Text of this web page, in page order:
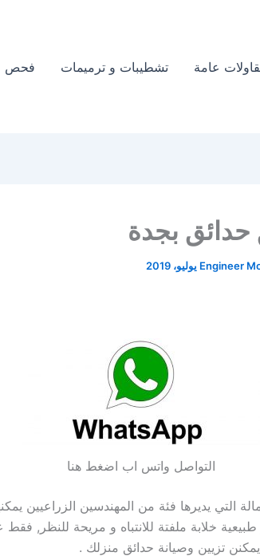
عامة
تشطيبات و ترميمات فحص
بجدة
Engineer
التواصل واتس اب اضغط هنا
التي يديرها فئة من المهندسين الزراعيين
طبيعية خلابة ملفتة للانتباه و مريحة للنظر,
يمكنن تزيين وصيانة حدائق منزلك .